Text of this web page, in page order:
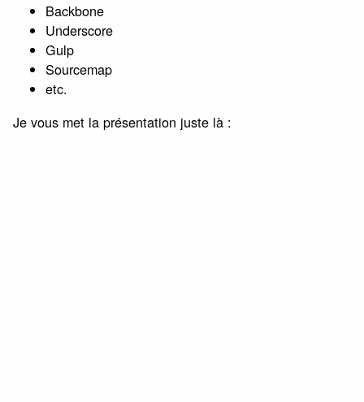
Backbone
Underscore
Gulp
Sourcemap
etc.
Je vous met la présentation juste là :